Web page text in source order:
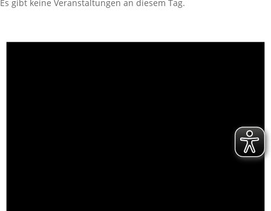
Es gibt keine Veranstaltungen an diesem Tag.